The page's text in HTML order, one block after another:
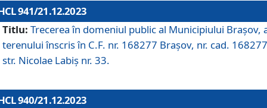
941/21.12.2023
Titlu: Trecerea în domeniul public al Municipiului Braşov,
terenului înscris în C.F. nr. 168277 Brașov, nr. cad.
str. Nicolae Labiș nr. 33.
940/21.12.2023